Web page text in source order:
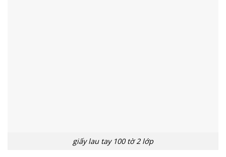
giấy lau tay 100 tờ 2 lớp